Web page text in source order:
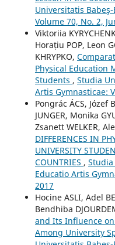
Universitatis
Volume 70, No. 2,
Viktoriia
Horațiu POP, Leon
KHRYPKO,
Physical Education
Students , Studia
Artis Gymnasticae:
Pongrác ÁCS, Józef
JUNGER, Monika
Zsanett WELKER,
DIFFERENCES IN
UNIVERSITY
COUNTRIES ,
Educatio Artis
2017
Hocine ASLI, Adel
Bendhiba
and Its Influence
Among University